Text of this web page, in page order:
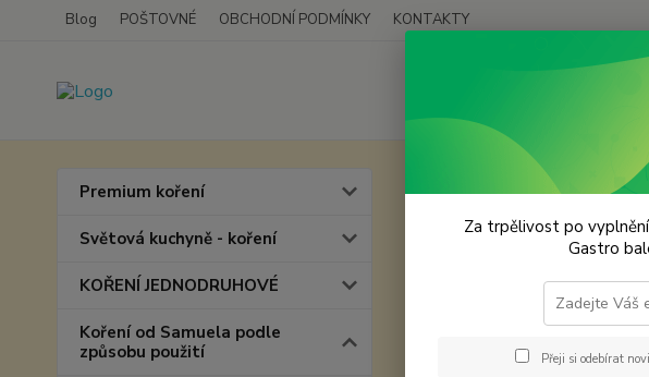
Blog POŠTOVNÉ OBCHODNÍ PODMÍNKY KONTAKTY
Premium koření
Světová kuchyně - koření
KOŘENÍ JEDNODRUHOVÉ
Koření od Samuela podle
způsobu použití
Koření od Samuela
Bylinkové
Za trpělivost po
Gastro
Přeji si odebírat